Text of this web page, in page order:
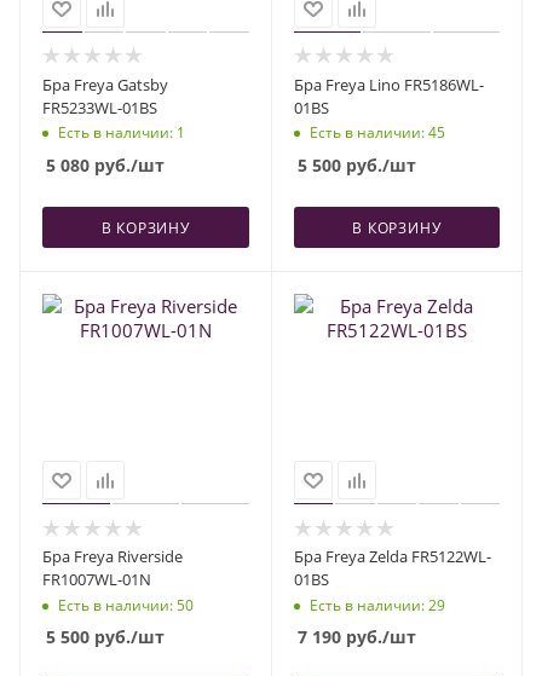
Бра Freya Gatsby
FR5233WL-01BS
Есть в наличии: 1
5 080 руб./шт
В КОРЗИНУ
Бра Freya Lino FR5186WL-
01BS
Есть в наличии: 45
5 500руб./шт
В КОРЗИНУ
Бра Freya Riverside
FR1007WL-01N
Есть в наличии: 50
5 500 руб./шт
Бра Freya Zelda FR5122WL-
01BS
Есть в наличии: 29
7 190руб./шт